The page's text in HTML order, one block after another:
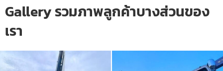
Gallery รวมภาพลูกค้าบางส่วนของ
เรา